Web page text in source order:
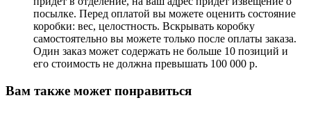
посылке. Перед оплатой вы можете оценить состояние
коробки: вес, целостность. Вскрывать коробку
самостоятельно вы можете только после оплаты заказа.
Один заказ может содержать не больше 10 позиций и
его стоимость не должна превышать 100 000 р.
Вам также может понравиться